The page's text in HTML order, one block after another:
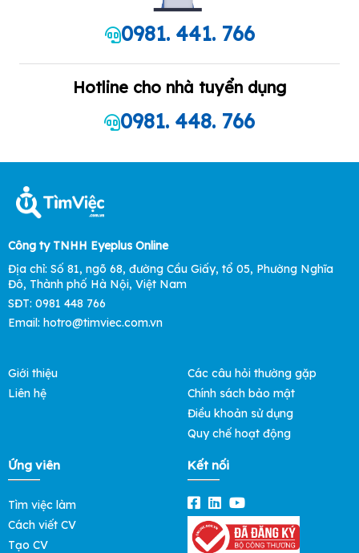
0981. 441. 766
Hotline cho nhà tuyển dụng
0981. 448. 766
Công ty TNHH Eyeplus Online
Địa chỉ: Số 81, ngõ 68, đường Cầu Giấy, tổ 05, Phường Nghĩa
Đô, Thành phố Hà Nội, Việt Nam
SĐT: 0981 448 766
Email: hotro@timviec.com.vn
Giới thiệu
Liên hệ
Các câu hỏi thường gặp
Chính sách bảo mật
Điều khoản sử dụng
Quy chế hoạt động
Ứng viên
Tìm việc làm
Cách viết CV
Tạo CV
Kết nối